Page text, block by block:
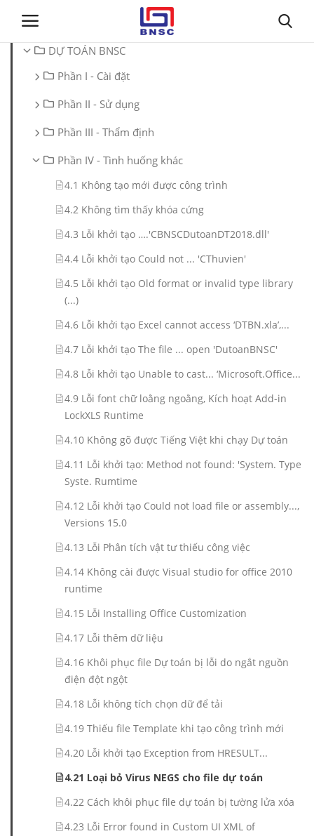
Đăng nhập
Trang chủ
Giới thiệu
Dự toán BNSC
DỰ TOÁN BNSC
Phần I - Cài đặt
Phần II - Sử dụng
Phần III - Thẩm định
Phần IV - Tình huống khác
4.1 Không tạo mới được công trình
4.2 Không tìm thấy khóa cứng
4.3 Lỗi khởi tạo ….'CBNSCDutoanDT2018.dll'
4.4 Lỗi khởi tạo Could not ... 'CThuvien'
4.5 Lỗi khởi tạo Old format or invalid type library
(...)
4.6 Lỗi khởi tạo Excel cannot access ‘DTBN.xla’,...
4.7 Lỗi khởi tạo The file ... open 'DutoanBNSC'
4.8 Lỗi khởi tạo Unable to cast... ‘Microsoft.Office...
4.9 Lỗi font chữ loằng ngoằng, Kích hoạt Add-in
LockXLS Runtime
4.10 Không gõ được Tiếng Việt khi chạy Dự toán
4.11 Lỗi khởi tạo: Method not found: 'System. Type
Syste. Rumtime
4.12 Lỗi khởi tạo Could not load file or assembly...,
Versions 15.0
4.13 Lỗi Phân tích vật tư thiếu công việc
4.14 Không cài được Visual studio for office 2010
runtime
4.15 Lỗi Installing Office Customization
4.17 Lỗi thêm dữ liệu
4.16 Khôi phục file Dự toán bị lỗi do ngắt nguồn
điện đột ngột
4.18 Lỗi không tích chọn dữ để tải
4.19 Thiếu file Template khi tạo công trình mới
4.20 Lỗi khởi tạo Exception from HRESULT...
4.21 Loại bỏ Virus NEGS cho file dự toán
4.22 Cách khôi phục file dự toán bị tường lửa xóa
4.23 Lỗi Error found in Custom UI XML of